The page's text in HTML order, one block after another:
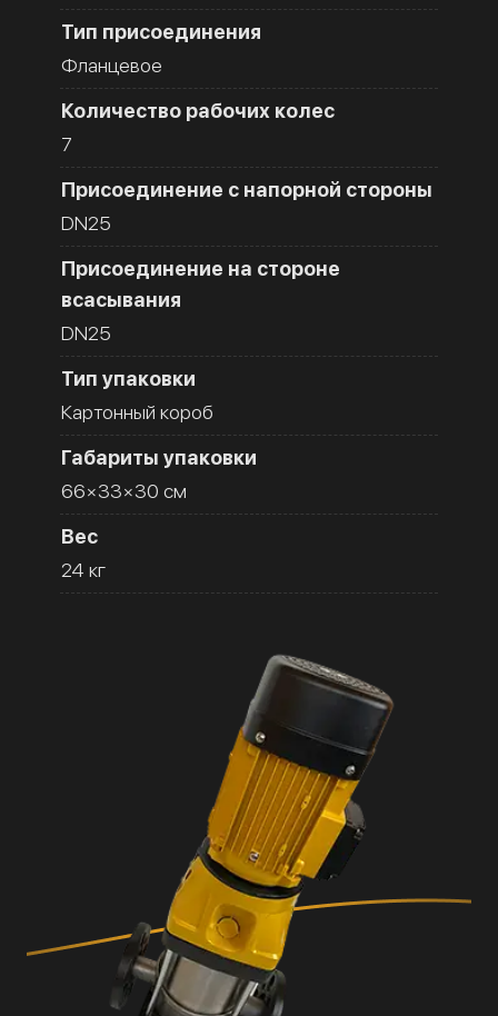
Тип присоединения
Фланцевое
Количество рабочих колес
7
Присоединение с напорной стороны
DN25
Присоединение на стороне
всасывания
DN25
Тип упаковки
Картонный короб
Габариты упаковки
66×33×30 см
Вес
24 кг